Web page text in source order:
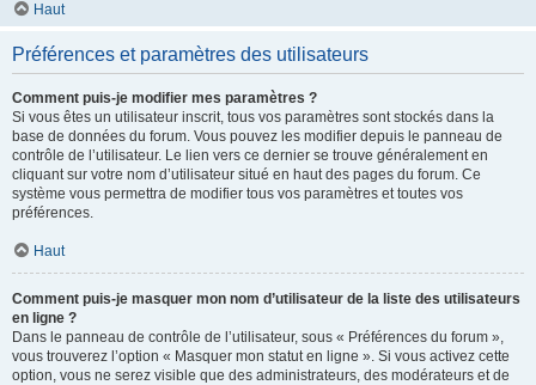
Haut
Préférences et paramètres des utilisateurs
Comment puis-je modifier mes paramètres ?
Si vous êtes un utilisateur inscrit, tous vos paramètres sont stockés dans la
base de données du forum. Vous pouvez les modifier depuis le panneau de
contrôle de l’utilisateur. Le lien vers ce dernier se trouve généralement en
cliquant sur votre nom d’utilisateur situé en haut des pages du forum. Ce
système vous permettra de modifier tous vos paramètres et toutes vos
préférences.
Haut
Comment puis-je masquer mon nom d’utilisateur de la liste des utilisateurs
en ligne ?
Dans le panneau de contrôle de l’utilisateur, sous « Préférences du forum »,
vous trouverez l’option « Masquer mon statut en ligne ». Si vous activez cette
option, vous ne serez visible que des administrateurs, des modérateurs et de